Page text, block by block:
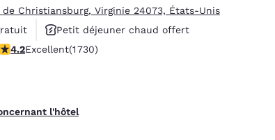
Christiansburg, Virginie 24073, États-Unis
Petit déjeuner chaud offert
acceptés
Excellent. 1730 commentaires
4.2Excellent(1 730)
l'hôtel